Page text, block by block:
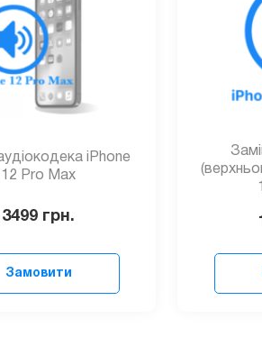
iPhone
12 Pro Max
3499 грн.
Замовити